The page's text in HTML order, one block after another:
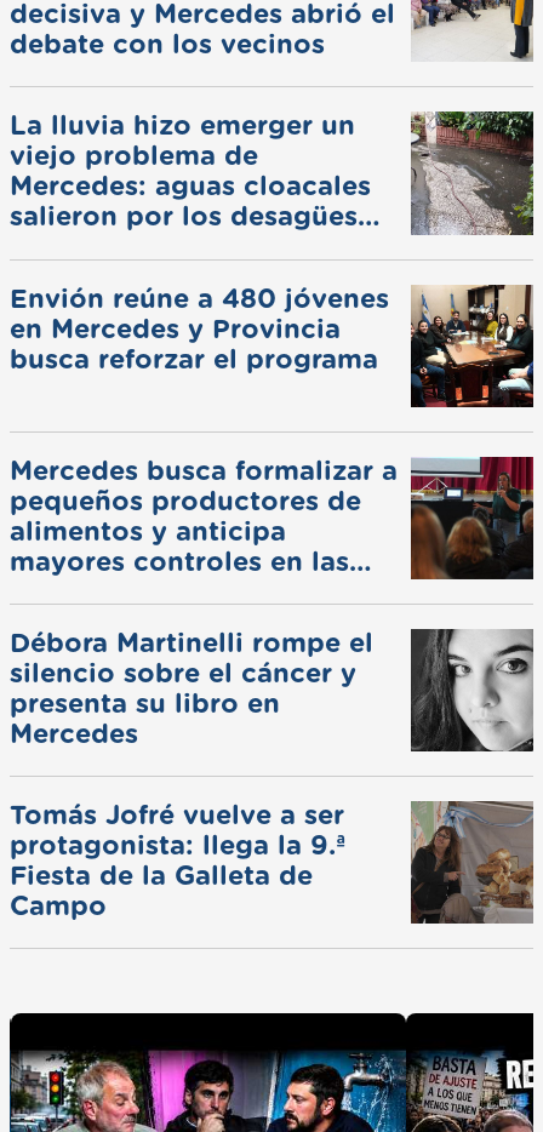
decisiva y Mercedes abrió el
debate con los vecinos
La lluvia hizo emerger un
viejo problema de
Mercedes: aguas cloacales
salieron por los desagües
Envión reúne a 480 jóvenes
en Mercedes y Provincia
busca reforzar el programa
Mercedes busca formalizar a
pequeños productores de
alimentos y anticipa
mayores controles en las
Débora Martinelli rompe el
silencio sobre el cáncer y
presenta su libro en
Mercedes
Tomás Jofré vuelve a ser
protagonista: llega la 9.ª
Fiesta de la Galleta de
Campo